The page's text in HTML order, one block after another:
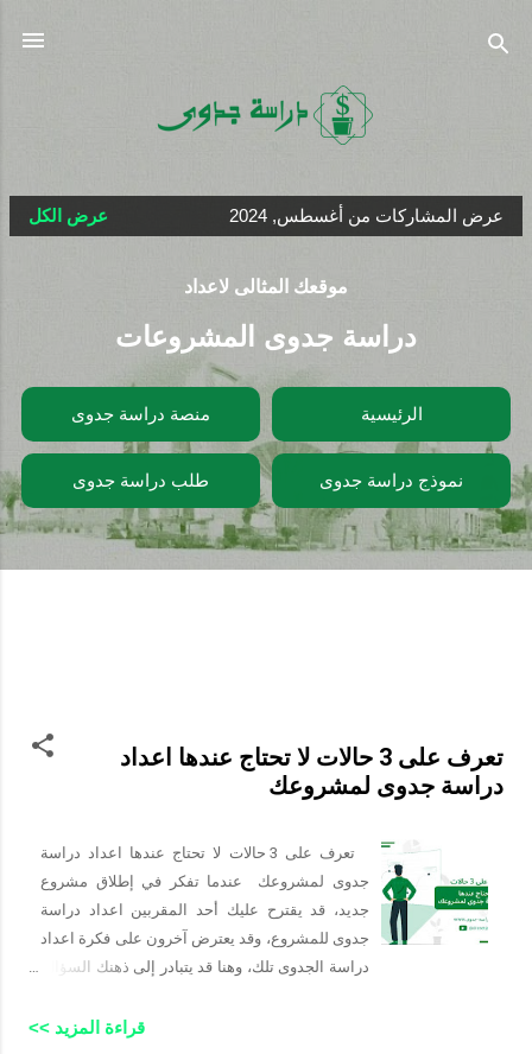
ا
ر
ك
ت
عرض المشاركات من أغسطس, 2024 عرض الكل
موقعك المثالى لاعداد
دراسة جدوى المشروعات
الرئيسية منصة دراسة جدوى
نموذج دراسة جدوى طلب دراسة جدوى
تعرف على 3 حالات لا تحتاج عندها اعداد
دراسة جدوى لمشروعك
تعرف على 3 حالات لا تحتاج عندها اعداد دراسة
جدوى لمشروعك عندما تفكر في إطلاق مشروع
جديد، قد يقترح عليك أحد المقربين اعداد دراسة
جدوى للمشروع، وقد يعترض آخرون على فكرة اعداد
دراسة الجدوى تلك، وهنا قد يتبادر إلى ذهنك السؤال:
لمشروعي؟ قد يبدو للوهلة الأولى هذا السؤال خادعًا،
قراءة المزيد >>